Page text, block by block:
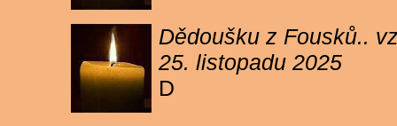
Dědoušku z Fousků..
25. listopadu 2025
D